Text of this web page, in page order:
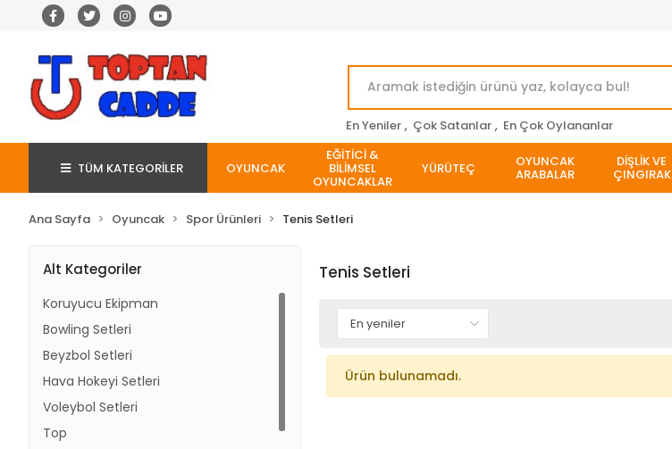
En Yeniler , Çok Satanlar , En Çok Oylananlar
TÜM KATEGORİLER OYUNCAK
EĞİTİCİ &
BİLİMSEL
OYUNCAKLAR
YÜRÜTEÇ OYUNCAK
ARABALAR
DİŞLİK VE
ÇINGIRAK
Ana Sayfa Oyuncak Spor Ürünleri Tenis Setleri
Alt Kategoriler
Koruyucu Ekipman
Bowling Setleri
Beyzbol Setleri
Hava Hokeyi Setleri
Voleybol Setleri
Top
Tenis Setleri
Ürün bulunamadı.